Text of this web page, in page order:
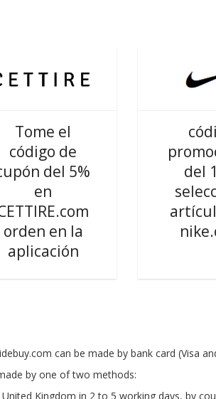
Tome el
código de
del 5%
en
orden en la
aplicación
del
can be made by bank card (Visa
by one of two methods:
Kingdom in 2 to 5 working days, by